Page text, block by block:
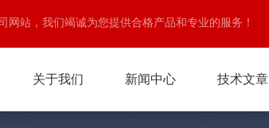
网站，我们竭诚为您提供合格产品和专业的服务！
关于我们 新闻中心 技术文章